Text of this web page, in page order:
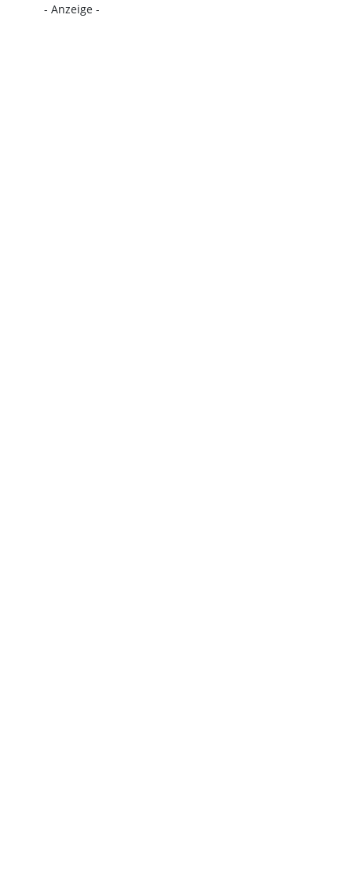
- Anzeige -